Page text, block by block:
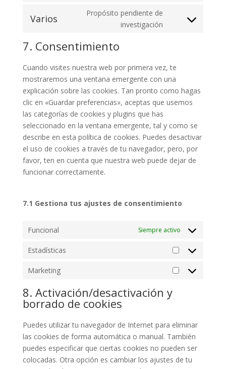
service
Varios
Propósito pendiente de
investigación
Consent
7. Consentimiento
Cuando visites nuestra web por primera vez, te
mostraremos una ventana emergente con una
explicación sobre las cookies. Tan pronto como hagas
clic en «Guardar preferencias», aceptas que usemos
las categorías de cookies y plugins que has
seleccionado en la ventana emergente, tal y como se
describe en esta política de cookies. Puedes desactivar
el uso de cookies a través de tu navegador, pero, por
favor, ten en cuenta que nuestra web puede dejar de
funcionar correctamente.
7.1 Gestiona tus ajustes de consentimiento
Funcional Siempre activo
Estadísticas
Estadísticas
Marketing
Marketing
8. Activación/desactivación y
borrado de cookies
Puedes utilizar tu navegador de Internet para eliminar
las cookies de forma automática o manual. También
puedes especificar que ciertas cookies no pueden ser
colocadas. Otra opción es cambiar los ajustes de tu